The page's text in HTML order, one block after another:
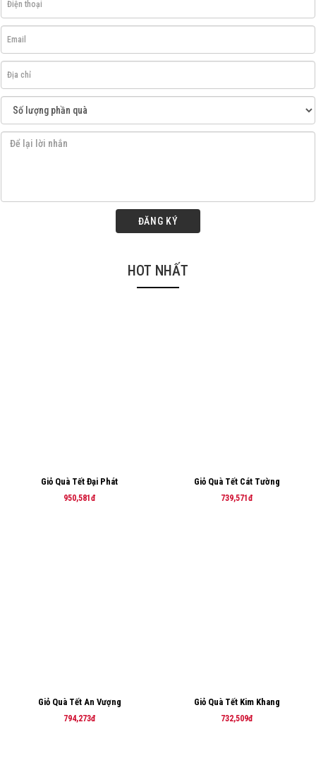
ĐĂNG KÝ
HOT NHẤT
Giỏ Quà Tết Đại Phát
950,581đ
Giỏ Quà Tết Cát Tường
739,571đ
Giỏ Quà Tết An Vượng
794,273đ
Giỏ Quà Tết Kim Khang
732,509đ